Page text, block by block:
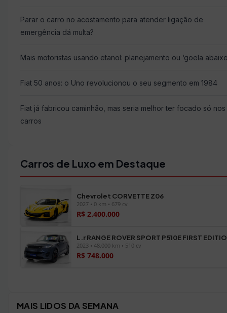
Parar o carro no acostamento para atender ligação de
emergência dá multa?
Mais motoristas usando etanol: planejamento ou ‘goela
Fiat 50 anos: o Uno revolucionou o seu segmento em 1984
Fiat já fabricou caminhão, mas seria melhor ter focado só nos
carros
Carros de Luxo em Destaque
Chevrolet CORVETTE Z06
2027 • 0 km • 679 cv
R$ 2.400.000
L.r RANGE ROVER SPORT P510E FIRST
2023 • 48.000 km • 510 cv
R$ 748.000
MAIS LIDOS DA SEMANA